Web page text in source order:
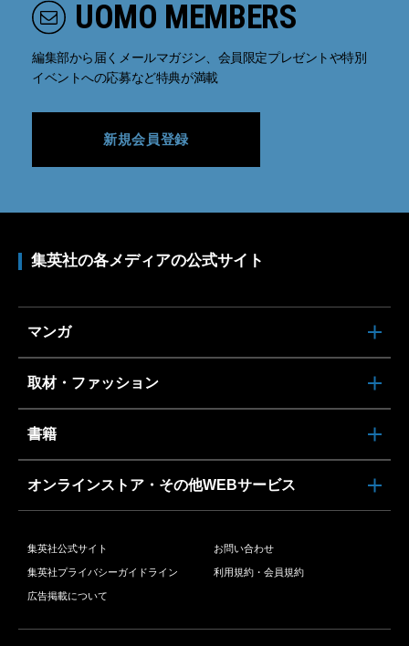
UOMO MEMBERS
編集部から届くメールマガジン、会員限定プレゼントや特別
イベントへの応募など特典が満載
新規会員登録
集英社の各メディアの公式サイト
マンガ
取材・ファッション
書籍
オンラインストア・その他WEBサービス
集英社公式サイト お問い合わせ
集英社プライバシーガイドライン 利用規約・会員規約
広告掲載について